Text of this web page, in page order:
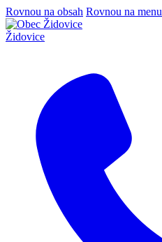
Rovnou na obsah Rovnou na menu
Židovice